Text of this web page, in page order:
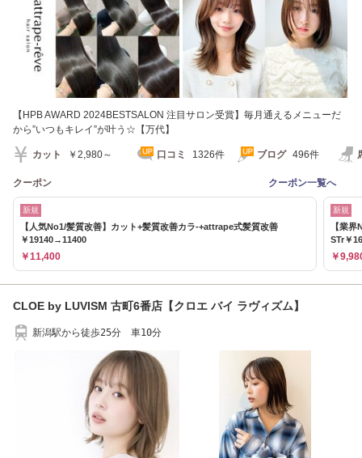
【HPB AWARD 2024BESTSALON 注目サロン受賞】毎月通えるメニューだ
から”いつもキレイ”が叶う☆【万代】
カット ￥2,980～ 口コミ 1326件 ブログ 496件
クーポン クーポン一覧へ
新規
【人気No1/髪質改善】カット+髪質改善カラ-+attrape式髪質改善
￥19140→11400
￥11,400
新規
【業
STr￥
￥
CLOE by LUVISM 古町6番店【クロエ バイ ラヴィズム】
新潟駅から徒歩25分 車10分